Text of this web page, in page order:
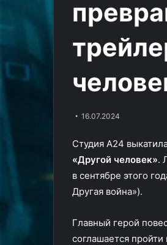
16.07.2024
Студия А24
«Другой человек».
в сентябре этого
Другая война»).
Главный герой
соглашается
Больше крови! Трейлер
«Пацана против всех»
всякой цензуры